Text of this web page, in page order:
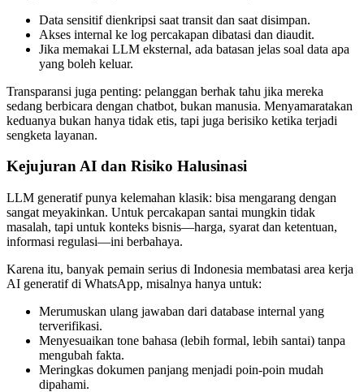
Data sensitif dienkripsi saat transit dan saat disimpan.
Akses internal ke log percakapan dibatasi dan diaudit.
Jika memakai LLM eksternal, ada batasan jelas soal data apa
yang boleh keluar.
Transparansi juga penting: pelanggan berhak tahu jika mereka
sedang berbicara dengan chatbot, bukan manusia. Menyamaratakan
keduanya bukan hanya tidak etis, tapi juga berisiko ketika terjadi
sengketa layanan.
Kejujuran AI dan Risiko Halusinasi
LLM generatif punya kelemahan klasik: bisa mengarang dengan
sangat meyakinkan. Untuk percakapan santai mungkin tidak
masalah, tapi untuk konteks bisnis—harga, syarat dan ketentuan,
informasi regulasi—ini berbahaya.
Karena itu, banyak pemain serius di Indonesia membatasi area kerja
AI generatif di WhatsApp, misalnya hanya untuk:
Merumuskan ulang jawaban dari database internal yang
terverifikasi.
Menyesuaikan tone bahasa (lebih formal, lebih santai) tanpa
mengubah fakta.
Meringkas dokumen panjang menjadi poin-poin mudah
dipahami.